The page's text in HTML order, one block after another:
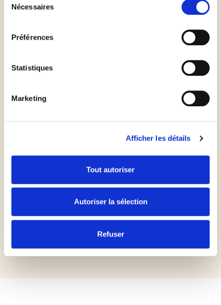
Nécessaires
Préférences
Statistiques
Marketing
Afficher les détails
Tout autoriser
Autoriser la sélection
Refuser
puis incorporer la crème, les feuilles de blettes et les
poivre.
Verser la préparation à la ricotta sur le fond de tarte
précuit, puis enfourner pendant 30 min.
Déguster la tarte à la sortie du four.
Lesplusdu chef
En saison, remplacez la ricotta par du broccio, un fromage
frais corse.